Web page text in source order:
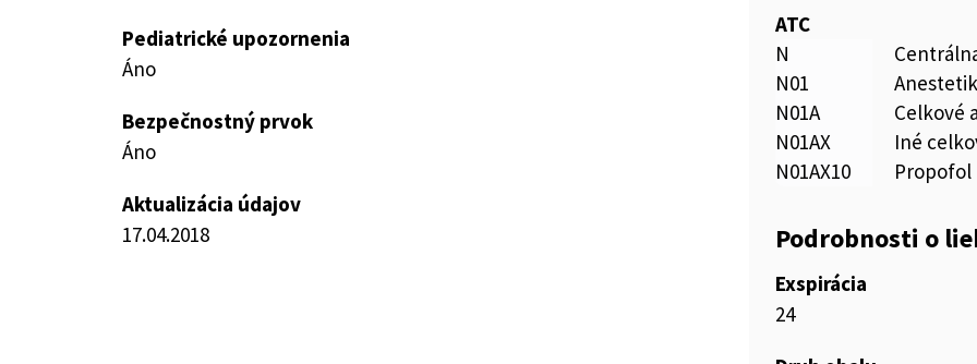
Pediatrické upozornenia
Áno
Bezpečnostný prvok
Áno
Aktualizácia údajov
17.04.2018
ATC
N
N01
N01A
Celkové
N01AX
Iné
N01AX10
Propofol
Podrobnosti o
Exspirácia
24